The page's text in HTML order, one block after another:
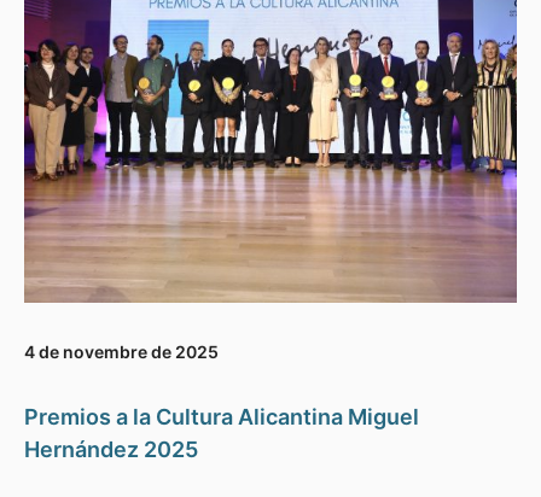
4 de novembre de 2025
Premios a la Cultura Alicantina Miguel
Hernández 2025